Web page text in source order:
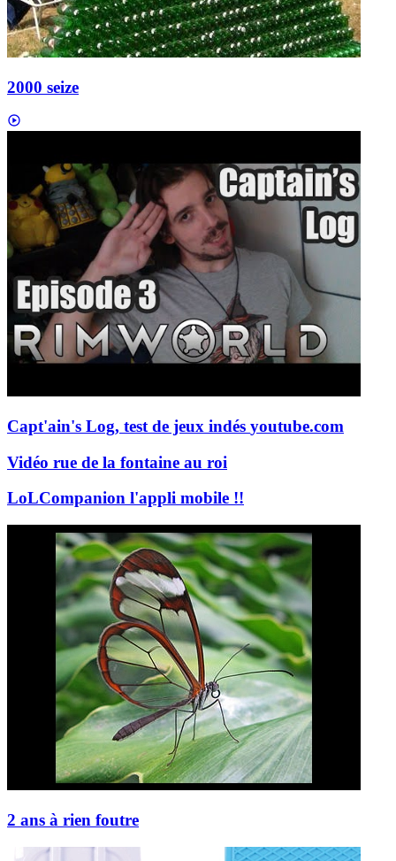
2000 seize
Capt'ain's Log, test de jeux indés youtube.com
Vidéo rue de la fontaine au roi
LoLCompanion l'appli mobile !!
2 ans à rien foutre